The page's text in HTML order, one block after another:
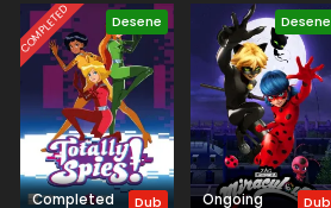
COMPLETED Desene
Completed Dub
Desene
Ongoing Dub